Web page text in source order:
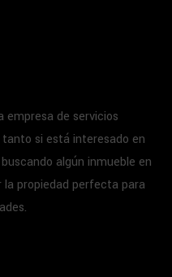
empresa de servicios
si está interesado en
algún inmueble en
propiedad perfecta para